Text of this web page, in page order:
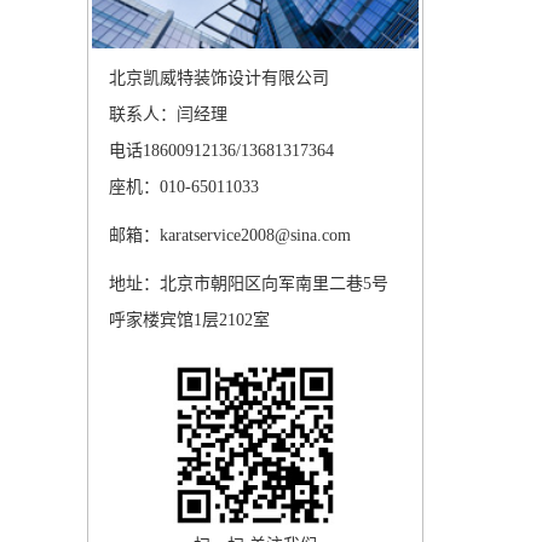
北京凯威特装饰设计有限公司
联系人：闫经理
电话18600912136/13681317364
座机：010-65011033
邮箱：karatservice2008@sina.com
地址：北京市朝阳区向军南里二巷5号
呼家楼宾馆1层2102室